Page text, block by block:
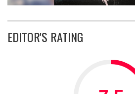
EDITOR'S RATING